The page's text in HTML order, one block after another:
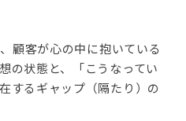
顧客が心の中に抱いている
の状態と、「こうなってい
するギャップ（隔たり）の